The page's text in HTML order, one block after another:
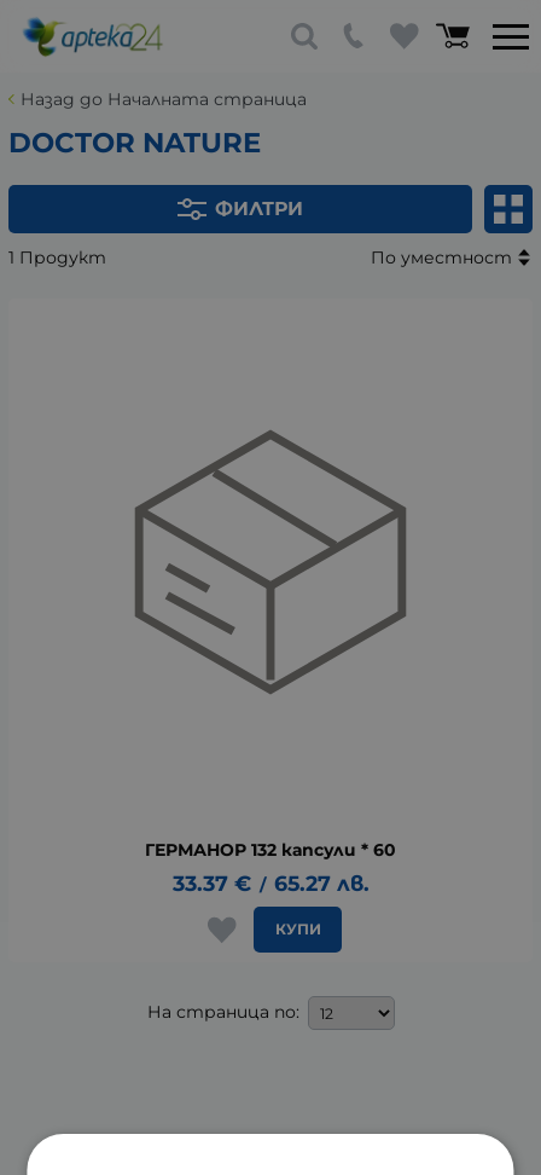
Назад до Началната страница
DOCTOR NATURE
ФИЛТРИ
1 Продукт По уместност
ГЕРМАНОР 132 капсули * 60
33.37 € / 65.27 лв.
КУПИ
На страница по: